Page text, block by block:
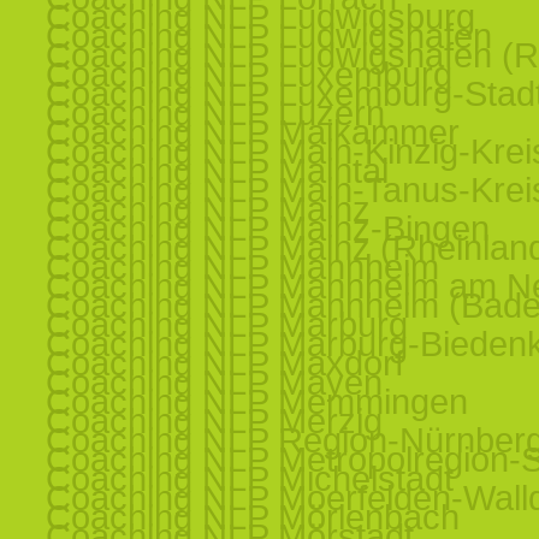
Coaching NLP Ludwigsburg
Coaching NLP Ludwigshafen
Coaching NLP Ludwigshafen
Coaching NLP Luxemburg
Coaching NLP Luxemburg-
Coaching NLP Luzern
Coaching NLP Maikammer
Coaching NLP Main-Kinzig-
Coaching NLP Maintal
Coaching NLP Main-Tanus-
Coaching NLP Mainz
Coaching NLP Mainz-Bingen
Coaching NLP Mainz
Coaching NLP Mannheim
Coaching NLP Mannheim am
Coaching NLP Mannheim
Coaching NLP Marburg
Coaching NLP Marburg-
Coaching NLP Maxdorf
Coaching NLP Mayen
Coaching NLP Memmingen
Coaching NLP Merzig
Coaching NLP Region-
Coaching NLP Metropolregion-
Coaching NLP Michelstadt
Coaching NLP Moerfelden-
Coaching NLP Mörlenbach